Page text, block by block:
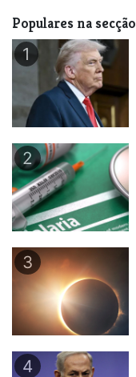
Populares na secção
1
2
3
4